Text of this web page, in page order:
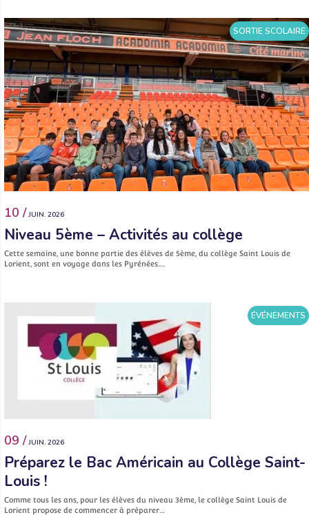
SORTIE SCOLAIRE
10 / JUIN. 2026
Niveau 5ème – Activités au collège
Cette semaine, une bonne partie des élèves de 5ème, du collège Saint Louis de
Lorient, sont en voyage dans les Pyrénées.…
ÉVÉNEMENTS
09 / JUIN. 2026
Préparez le Bac Américain au Collège Saint-
Louis !
Comme tous les ans, pour les élèves du niveau 3ème, le collège Saint Louis de
Lorient propose de commencer à préparer…